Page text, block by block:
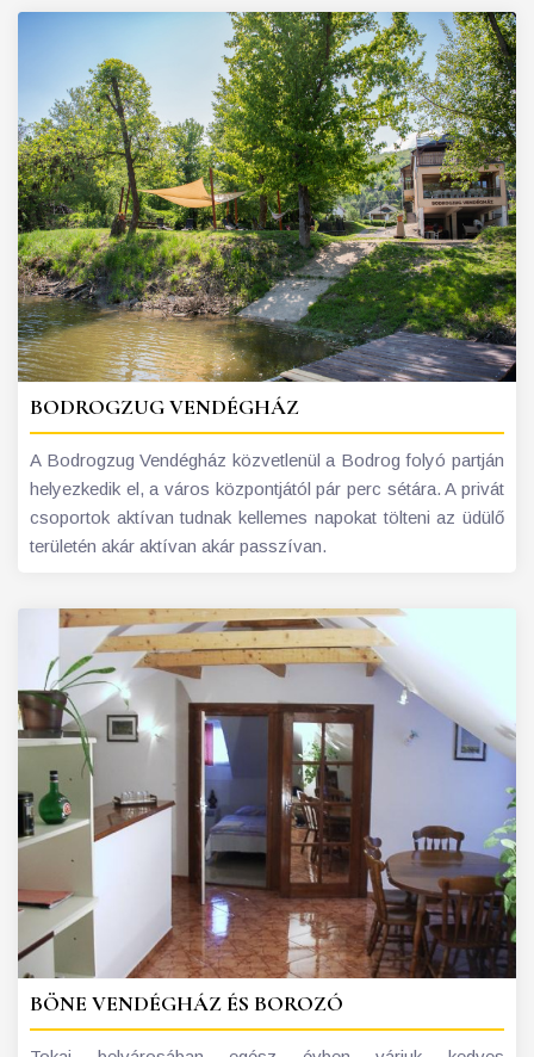
BODROGZUG VENDÉGHÁZ
A Bodrogzug Vendégház közvetlenül a Bodrog folyó partján
helyezkedik el, a város központjától pár perc sétára. A privát
csoportok aktívan tudnak kellemes napokat tölteni az üdülő
területén akár aktívan akár passzívan.
BÖNE VENDÉGHÁZ ÉS BOROZÓ